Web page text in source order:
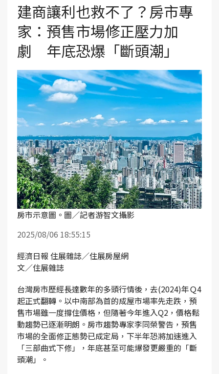
建商讓利也救不了？房市專
家：預售市場修正壓力加
劇 年底恐爆「斷頭潮」
房市示意圖。圖／記者游智文攝影
2025/08/06 18:55:15
經濟日報 住展雜誌／住展房屋網
文／住展雜誌
台灣房市歷經長達數年的多頭行情後，去(2024)年Ｑ4
起正式翻轉。以中南部為首的成屋市場率先走跌，預
售市場雖一度撐住價格，但隨著今年進入Q2，價格鬆
動趨勢已逐漸明朗。房市趨勢專家李同榮警告，預售
市場的全面修正態勢已成定局，下半年恐將加速進入
「三部曲式下修」，年底甚至可能爆發更嚴重的「斷
頭潮」。